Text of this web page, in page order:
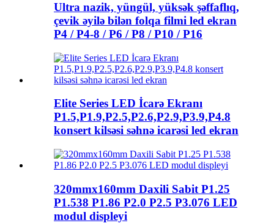
Ultra nazik, yüngül, yüksək şəffaflıq,
çevik əyilə bilən folqa filmi led ekran
P4 / P4-8 / P6 / P8 / P10 / P16
Elite Series LED İcarə Ekranı
P1.5,P1.9,P2.5,P2.6,P2.9,P3.9,P4.8
konsert kilsəsi səhnə icarəsi led ekran
320mmx160mm Daxili Sabit P1.25
P1.538 P1.86 P2.0 P2.5 P3.076 LED
modul displeyi